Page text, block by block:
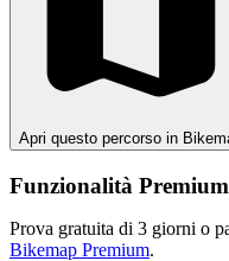
Apri questo percorso in
Funzionalità Premium
Prova gratuita di 3 giorni o
Bikemap Premium.